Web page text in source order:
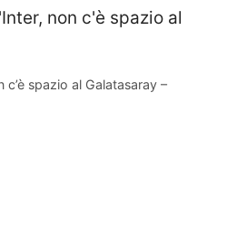
c’è spazio al Galatasaray –